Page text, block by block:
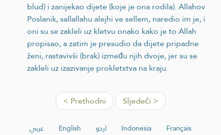
blud) i zanijekao dijete (koje je ona rodila). Allahov
Poslanik, sallallahu alejhi ve sellem, naredio im je, i
oni su se zakleli uz kletvu onako kako je to Allah
propisao, a zatim je presudio da dijete pripadne
ženi, rastavivši (brak) između njih dvoje, jer su se
zakleli uz izazivanje prokletstva na kraju.
< Prethodni Sljedeći >
عربي English اردو Indonesia
Français